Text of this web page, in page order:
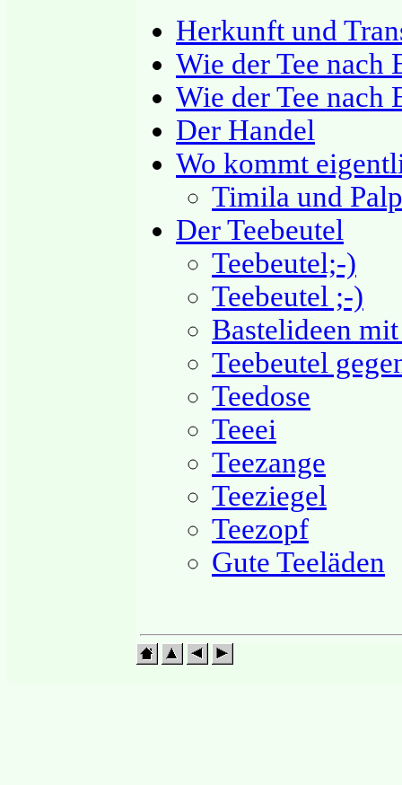
Herkunft und
Wie der Tee nach
Wie der Tee nach
Der Handel
Wo kommt
Timila und
Der Teebeutel
Teebeutel;-)
Teebeutel ;-)
Bastelideen
Teebeutel
Teedose
Teeei
Teezange
Teeziegel
Teezopf
Gute Teeläden